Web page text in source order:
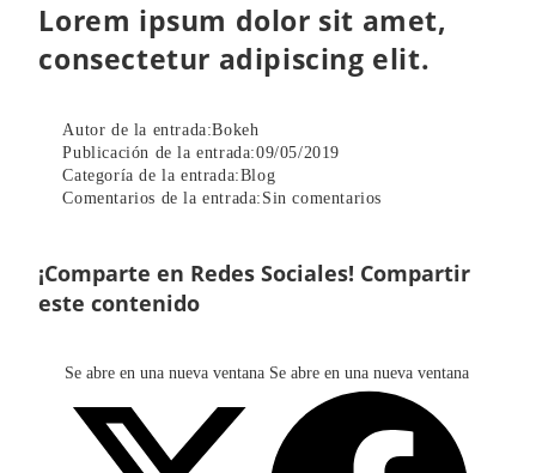
Lorem ipsum dolor sit amet,
consectetur adipiscing elit.
Autor de la entrada:Bokeh
Publicación de la entrada:09/05/2019
Categoría de la entrada:Blog
Comentarios de la entrada: Sin comentarios
¡Comparte en Redes Sociales! Compartir
este contenido
Se abre en una nueva ventana Se abre en una nueva ventana